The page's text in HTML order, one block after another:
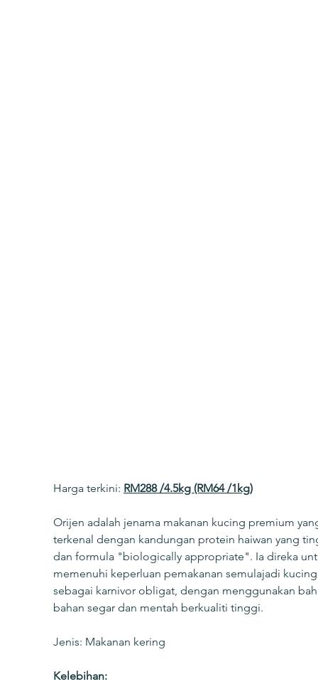
Harga terkini: RM288 /4.5kg (RM64 /1kg)
Orijen adalah jenama makanan kucing premium
terkenal dengan kandungan protein haiwan yang
dan formula "biologically appropriate". Ia direka
memenuhi keperluan pemakanan semulajadi
sebagai karnivor obligat, dengan menggunakan
bahan segar dan mentah berkualiti tinggi.
Jenis: Makanan kering
Kelebihan: